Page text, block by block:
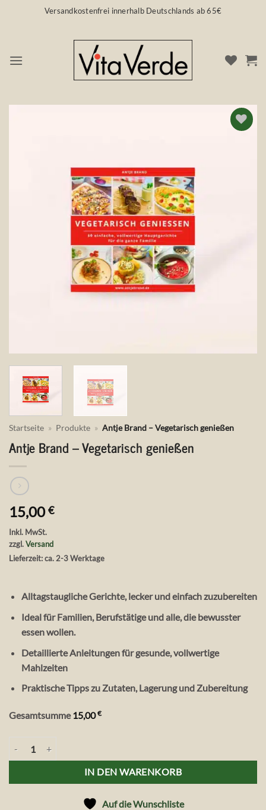
Versandkostenfrei innerhalb Deutschlands ab 65€
Startseite » Produkte » Antje Brand – Vegetarisch genießen
Antje Brand – Vegetarisch genießen
15,00€
Inkl. MwSt.
zzgl.Versand
Lieferzeit: ca. 2-3 Werktage
Alltagstaugliche Gerichte, lecker und einfach zuzubereiten
Ideal für Familien, Berufstätige und alle, die bewusster
essen wollen.
Detaillierte Anleitungen für gesunde, vollwertige
Mahlzeiten
Praktische Tipps zu Zutaten, Lagerung und Zubereitung
Gesamtsumme 15,00€
IN DEN WARENKORB
Auf die Wunschliste